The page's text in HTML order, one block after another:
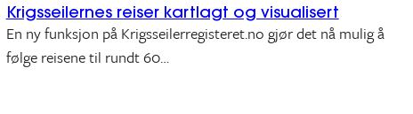
Krigsseilernes reiser kartlagt og visualisert
En ny funksjon på Krigsseilerregisteret.no gjør det nå mulig å
følge reisene til rundt 60…